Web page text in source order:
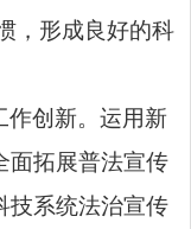
，形成良好的科
作创新。运用新
面拓展普法宣传
技系统法治宣传